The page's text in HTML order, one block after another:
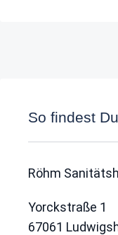
So findest
Röhm
Yorckstraße 1
67061